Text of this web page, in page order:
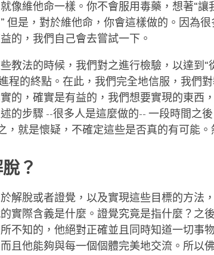
像維他命一樣。你不會服用毒藥，想著“讓
但是，對於維他命，你會這樣做的。因為
的，我們自己會去嘗試一下。
教法的時候，我們對之進行檢驗，以達到“
程的終點。在此，我們完全地信服，我們
的，確實是有益的，我們想要實現的東西
的步驟 --很多人是這麼做的-- 一段時間之
，就是懷疑，不確定這些是否真的有可能。
？
解脫或者證覺，以及實現這些目標的方法
實際含義是什麼。證覺究竟是指什麼？之
不知的，他絕對正確並且同時知道一切事
且他能夠與每一個個體完美地交流。所以